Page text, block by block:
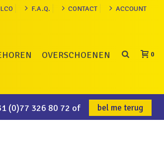
F.A.Q. CONTACT ACCOUNT
OVERSCHOENEN 0
(0)77 326 80 72 of bel me terug